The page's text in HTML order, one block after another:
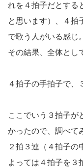
れを４拍子だとする
と思います）、４拍
で歌う人がいる感じ。
その結果、全体とし
４拍子の手拍子で、
ここでいう３拍子が
かったので、調べて
２拍３連（４拍子の
よっては４拍子を３